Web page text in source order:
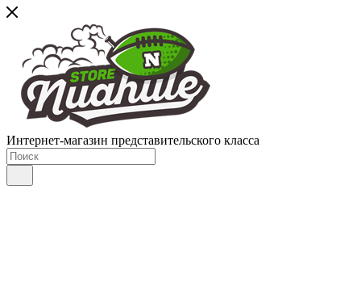
Интернет-магазин представительского класса